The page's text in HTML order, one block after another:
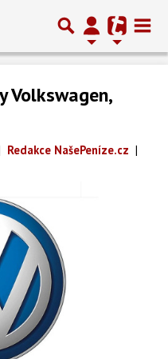
Redakce NašePeníze.cz |